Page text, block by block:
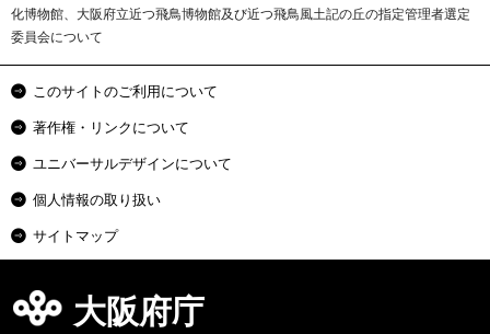
化博物館、大阪府立近つ飛鳥博物館及び近つ飛鳥風土記の丘の指定管理者選定
委員会について
このサイトのご利用について
著作権・リンクについて
ユニバーサルデザインについて
個人情報の取り扱い
サイトマップ
大阪府庁